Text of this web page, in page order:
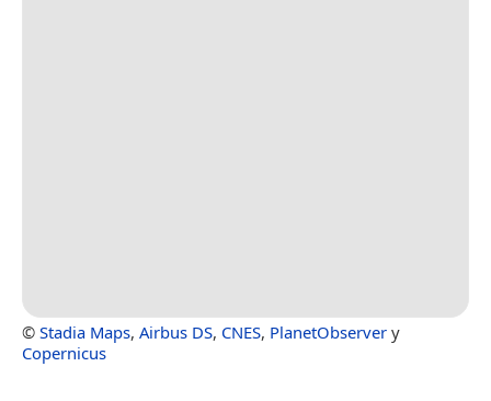
© Stadia Maps, Airbus DS, CNES, PlanetObserver y
Copernicus